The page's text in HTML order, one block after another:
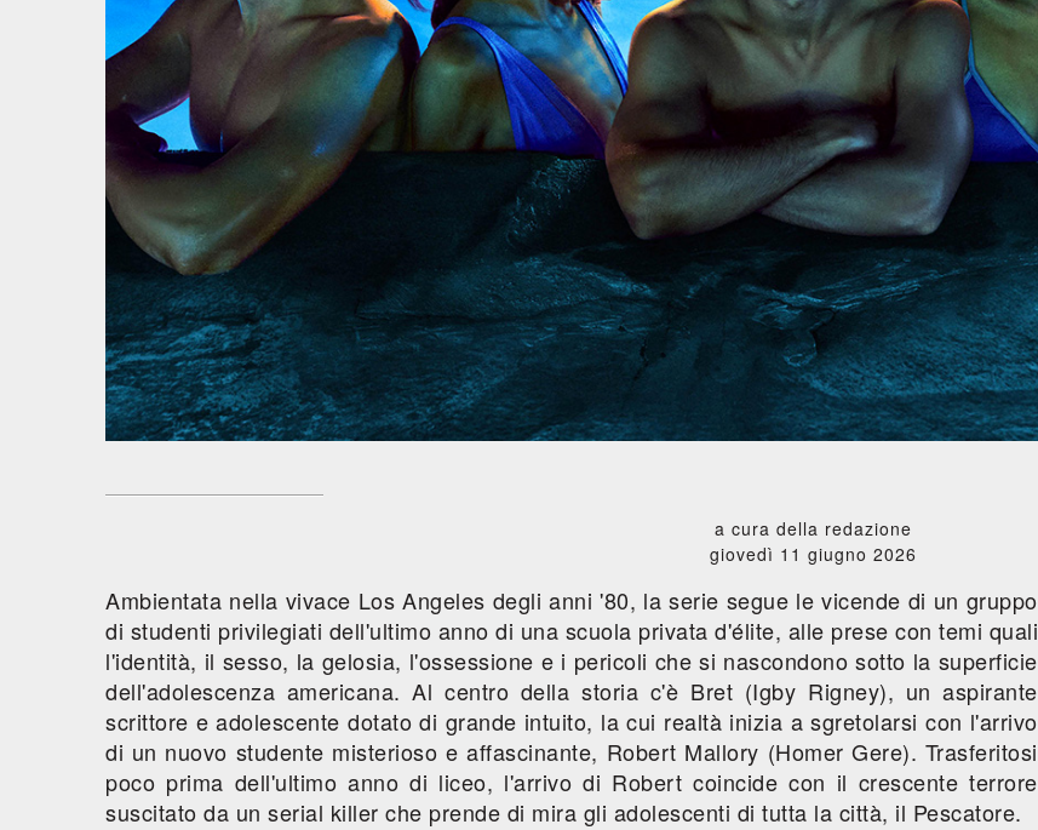
a cura della redazione
giovedì 11 giugno 2026
Ambientata nella vivace Los Angeles degli anni '80, la serie segue le vicende di un gruppo
di studenti privilegiati dell'ultimo anno di una scuola privata d'élite, alle prese con temi quali
l'identità, il sesso, la gelosia, l'ossessione e i pericoli che si nascondono sotto la superficie
dell'adolescenza americana. Al centro della storia c'è Bret (Igby Rigney), un aspirante
scrittore e adolescente dotato di grande intuito, la cui realtà inizia a sgretolarsi con l'arrivo
di un nuovo studente misterioso e affascinante, Robert Mallory (Homer Gere). Trasferitosi
poco prima dell'ultimo anno di liceo, l'arrivo di Robert coincide con il crescente terrore
suscitato da un serial killer che prende di mira gli adolescenti di tutta la città, il Pescatore.